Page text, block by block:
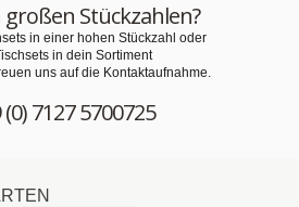
Stückzahlen?
in einer hohen Stückzahl oder
in dein Sortiment
uns auf die Kontaktaufnahme.
7127 5700725